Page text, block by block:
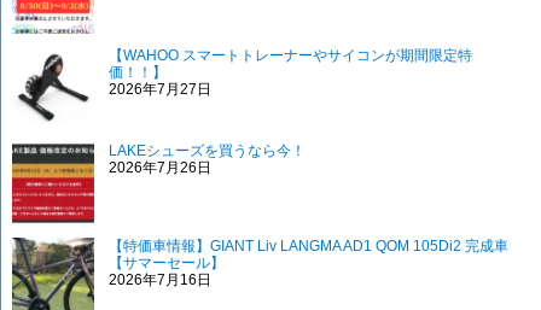
【WAHOO スマートトレーナーやサイコンが期間限定特
価！！】
2026年7月27日
LAKEシューズを買うなら今！
2026年7月26日
【特価車情報】GIANT Liv LANGMA AD1 QOM 105Di2 完成車
【サマーセール】
2026年7月16日